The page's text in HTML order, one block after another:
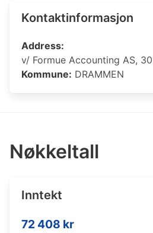
Kontaktinformasjon
Address:
v/ Formue Accounting AS,
Kommune: DRAMMEN
Nøkkeltall
Inntekt
72 408 kr